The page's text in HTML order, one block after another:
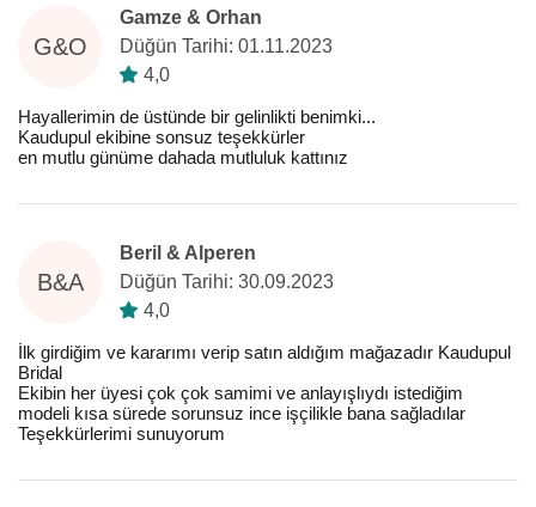
G&O
Gamze & Orhan
Düğün Tarihi: 01.11.2023
4,0
Hayallerimin de üstünde bir gelinlikti benimki...
Kaudupul ekibine sonsuz teşekkürler
en mutlu günüme dahada mutluluk kattınız
B&A
Beril & Alperen
Düğün Tarihi: 30.09.2023
4,0
İlk girdiğim ve kararımı verip satın aldığım mağazadır Kaudupul
Bridal
Ekibin her üyesi çok çok samimi ve anlayışlıydı istediğim
modeli kısa sürede sorunsuz ince işçilikle bana sağladılar
Teşekkürlerimi sunuyorum